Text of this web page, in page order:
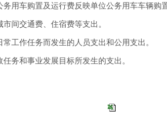
用车购置及运行费反映单位公务用车车辆
间交通费、住宿费等支出。
工作任务而发生的人员支出和公用支出。
务和事业发展目标所发生的支出。